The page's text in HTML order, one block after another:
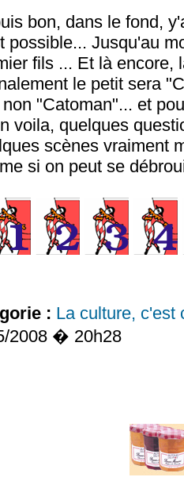
bon, dans le fond,
possible... Jusqu'au
fils ... Et là encore,
le petit sera
non "Catoman"... et
voila, quelques
scènes vraiment
si on peut se
: La culture, c'est
2008 � 20h28